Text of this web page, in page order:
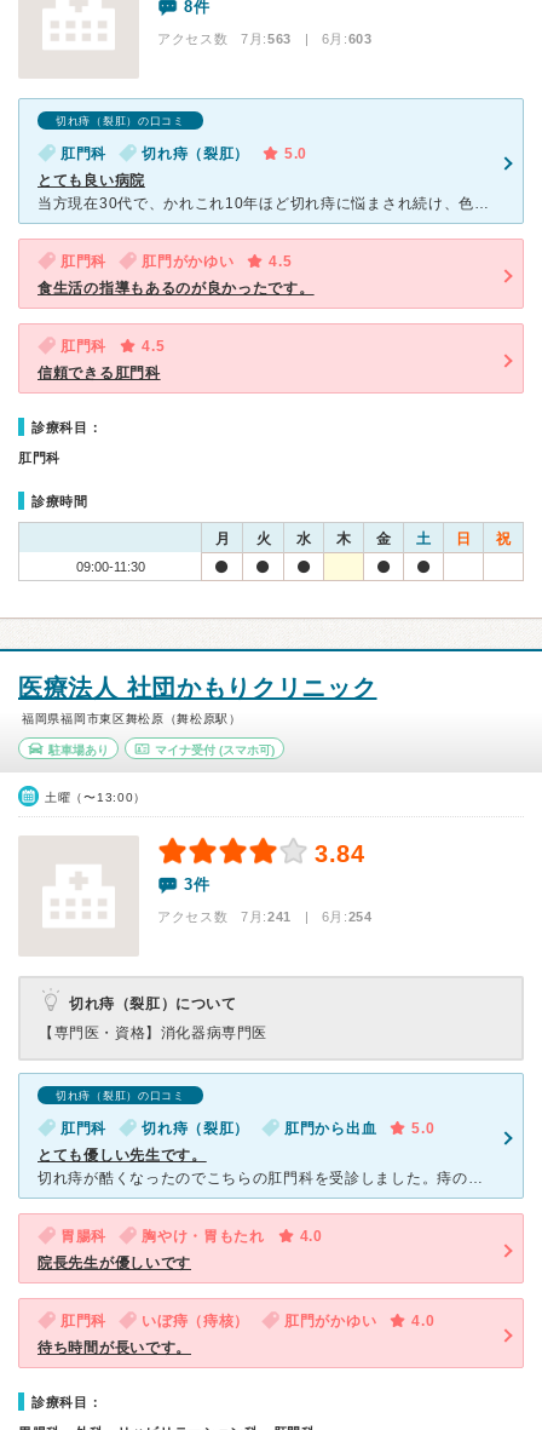
8件
アクセス数 7月:563 | 6月:603
切れ痔（裂肛）の口コミ
肛門科 切れ痔（裂肛）
5.0
とても良い病院
当方現在30代で、かれこれ10年ほど切れ痔に悩まされ続け、色んな病院行きましたが、受付、看護師、先生どれをとってもここが一番良かったです。 女性で病院に悩まれてる方は女性専門外来にここに行くこと
肛門科 肛門がかゆい
4.5
食生活の指導もあるのが良かったです。
肛門科
4.5
信頼できる肛門科
診療科目：
肛門科
診療時間
月 火 水 木 金 土 日 祝
09:00-11:30
医療法人 社団かもりクリニック
福岡県福岡市東区舞松原（舞松原駅）
駐車場あり マイナ受付(スマホ可)
土曜（〜13:00）
3.84
3件
アクセス数 7月:241 | 6月:254
切れ痔（裂肛）について
【専門医・資格】 消化器病専門医
切れ痔（裂肛）の口コミ
肛門科 切れ痔（裂肛） 肛門から出血
5.0
とても優しい先生です。
切れ痔が酷くなったのでこちらの肛門科を受診しました。痔の症状での受診って私の中では結構勇気がいることなんですけど、こちらはとても優しかったので安心して受診することができました。最終的に肛門の手術をする
胃腸科 胸やけ・胃もたれ
4.0
院長先生が優しいです
肛門科 いぼ痔（痔核） 肛門がかゆい
4.0
待ち時間が長いです。
診療科目：